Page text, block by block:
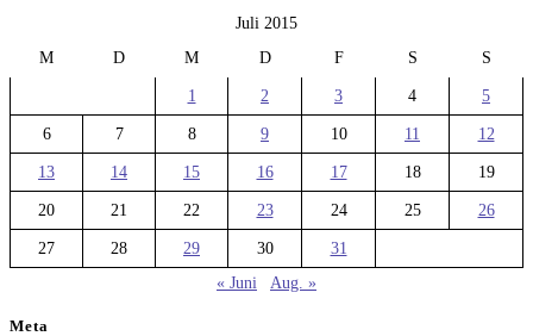
Juli 2015
M
D M D F S S
1 2 3 4 5
6 7 8 9 10 11 12
13 14 15 16 17 18 19
20 21 22 23 24 25 26
27 28 29 30
31
« Juni
Aug. »
Meta